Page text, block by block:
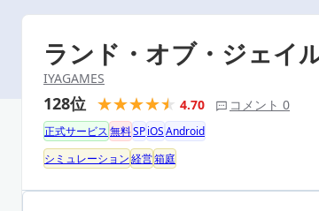
ランド・オブ・ジェイ
IYAGAMES
128位 4.70 コメント 0
正式サービス無料SPiOSAndroid
シミュレーション経営箱庭